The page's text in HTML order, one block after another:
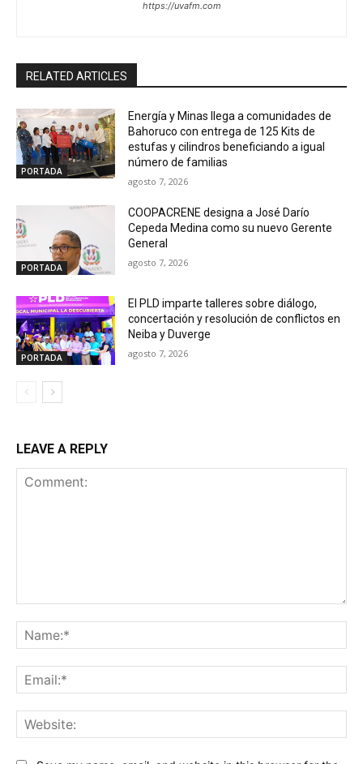
https://uvafm.com
RELATED ARTICLES
PORTADA
Energía y Minas llega a comunidades de
Bahoruco con entrega de 125 Kits de
estufas y cilindros beneficiando a igual
número de familias
agosto 7, 2026
PORTADA
COOPACRENE designa a José Darío
Cepeda Medina como su nuevo Gerente
General
agosto 7, 2026
PORTADA
El PLD imparte talleres sobre diálogo,
concertación y resolución de conflictos en
Neiba y Duverge
agosto 7, 2026
LEAVE A REPLY